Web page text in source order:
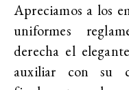
Apreciamos a los
uniformes
derecha el
auxiliar con su